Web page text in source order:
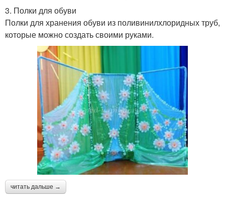
3. Полки для обуви
Полки для хранения обуви из поливинилхлоридных труб,
которые можно создать своими руками.
читать дальше →